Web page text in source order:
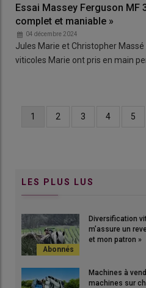
Essai Massey Ferguson MF
complet et maniable »
04 décembre 2024
Jules Marie et Christopher
viticoles Marie ont pris en main
Page
1 Page
2 Page
3 Page
4 Page
5
LES PLUS LUS
Diversification
m’assure un
et mon patron »
Machines à
machines sur